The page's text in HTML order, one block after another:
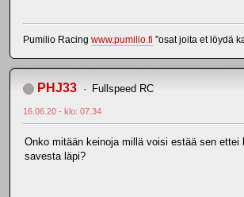
Pumilio Racing www.pumilio.fi "osat joita et löydä
PHJ33 Fullspeed RC
16.06.20 - klo: 07.34
Onko mitään keinoja millä voisi estää sen ettei
savesta läpi?